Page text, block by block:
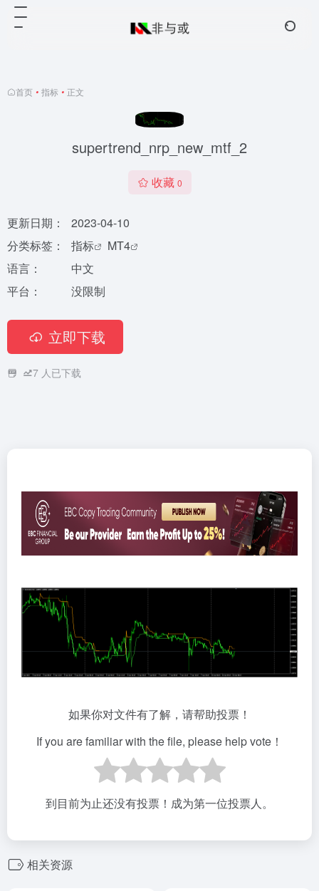
首页 • 指标 • 正文
supertrend_nrp_new_mtf_2
收藏 0
更新日期：
2023-04-10
分类标签：
指标
MT4
语言：
中文
平台：
没限制
立即下载
7 人已下载
如果你对文件有了解，请帮助投票！
If you are familiar with the file, please help vote！
到目前为止还没有投票！成为第一位投票人。
相关资源